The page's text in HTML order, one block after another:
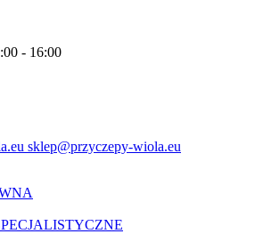
- 16:00
sklep@przyczepy-wiola.eu